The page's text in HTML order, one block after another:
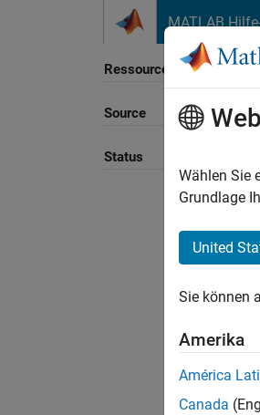
MATLAB
Ressource
Source
Status
Wählen Sie
Grundlage
United
Sie können
Amerika
América
Canada